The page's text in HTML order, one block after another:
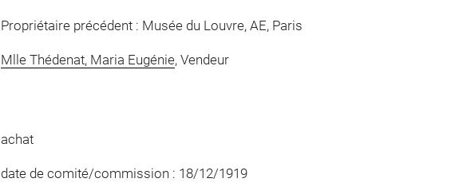
Propriétaire précédent : Musée du Louvre, AE, Paris
Mlle Thédenat, Maria Eugénie, Vendeur
achat
date de comité/commission : 18/12/1919